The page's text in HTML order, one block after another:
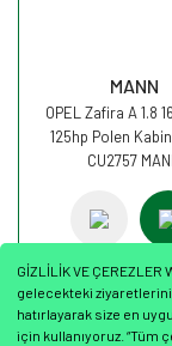
GİZLİLİK VE
gelecekteki
hatırlayarak size en
için kullanıyoruz. “Tüm
MANN
OPEL Zafira A 1.8
125hp Polen
CU2757
788,57